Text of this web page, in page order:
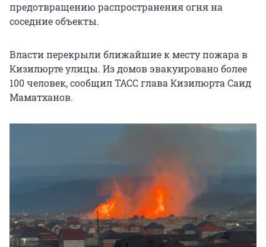
предотвращению распространения огня на
соседние объекты.
Власти перекрыли ближайшие к месту пожара в
Кизилюрте улицы. Из домов эвакуировано более
100 человек, сообщил ТАСС глава Кизилюрта Саид
Маматханов.